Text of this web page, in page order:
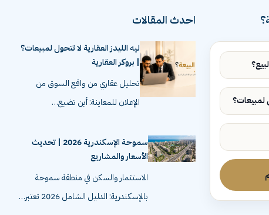
احدث المقالات
ليه الليدز العقارية لا تتحول لمبيعات؟
| بروكر العقارية
تحليل عقاري من واقع السوق من
الإعلان للمعاينة: أين تضيع…
سموحة الإسكندرية 2026 | تحديث
الأسعار والمشاريع
الاستثمار والسكن في منطقة سموحة
بالإسكندرية: الدليل الشامل 2026 تعتبر…